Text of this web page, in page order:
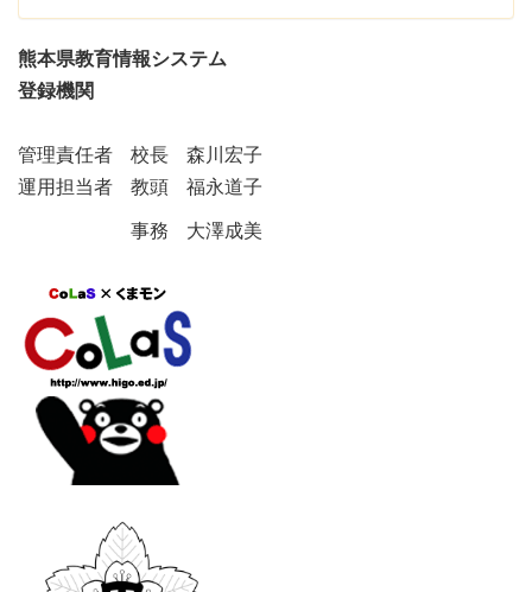
熊本県教育情報システム
登録機関
管理責任者 校長 森川宏子
運用担当者 教頭 福永道子
事務 大澤成美